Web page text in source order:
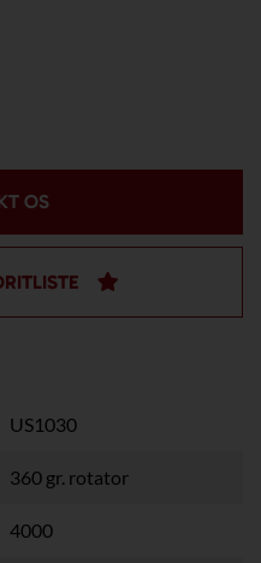
OS
US1030
360 gr. rotator
4000